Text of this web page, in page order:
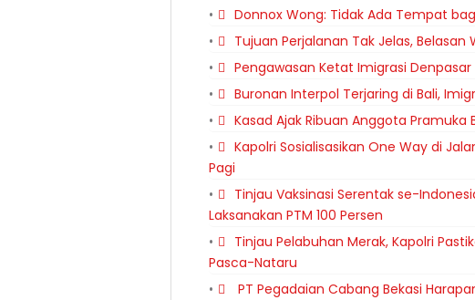
Donnox Wong: Tidak Ada Tempat
Tujuan Perjalanan Tak Jelas,
Pengawasan Ketat Imigrasi
Buronan Interpol Terjaring di Bali,
Kasad Ajak Ribuan Anggota Pramuka
Kapolri Sosialisasikan One Way di
Pagi
Tinjau Vaksinasi Serentak se-
Laksanakan PTM 100 Persen
Tinjau Pelabuhan Merak, Kapolri
Pasca-Nataru
PT Pegadaian Cabang Bekasi